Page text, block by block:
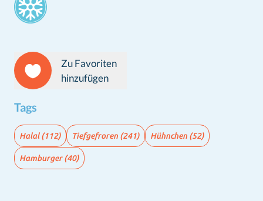
Zu Favoriten
hinzufügen
Tags
Halal(112) Tiefgefroren (241) Hühnchen (52)
Hamburger(40)